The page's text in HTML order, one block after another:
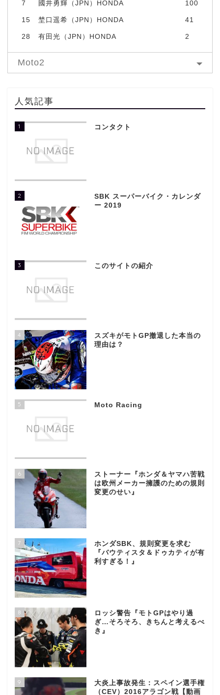
7 國井勇輝（JPN）HONDA 100
15 埜口遥希（JPN）HONDA 41
28 有田光（JPN）HONDA 2
Moto2
人気記事
1 コンタクト
2
SBK スーパーバイク・カレンダ
ー 2019
3 このサイトの紹介
4
スズキがモトGP撤退した本当の
理由は？
5 Moto Racing
6
ストーナー『ホンダ＆ヤマハ苦戦
は欧州メーカー擁護のための規則
変更のせい』
7
ホンダSBK、規則変更を求む
『バウティスタ＆ドゥカティが有
利すぎる！』
8
ロッシ警告『モトGPはやり過
ぎ…そろそろ、きちんと考えるべ
き』
9
大炎上事故発生：スペイン選手権
（CEV）2016アラゴン戦【動画